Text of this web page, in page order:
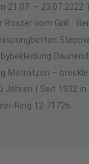
21.07. – 23.07.2022
Roster vom Grill
Matratzen –
Jahren | Seit 1932 in
Ring 12 71726…